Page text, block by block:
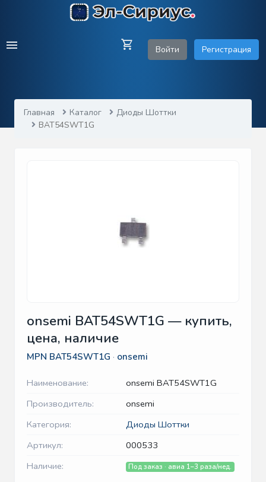
Войти Регистрация
Главная Каталог
Диоды Шоттки
BAT54SWT1G
onsemi BAT54SWT1G — купить,
цена, наличие
MPN BAT54SWT1G · onsemi
Наименование:
onsemi BAT54SWT1G
Производитель:
onsemi
Категория:
Диоды Шоттки
Артикул:
000533
Наличие:
Под заказ · авиа 1–3 раза/нед.